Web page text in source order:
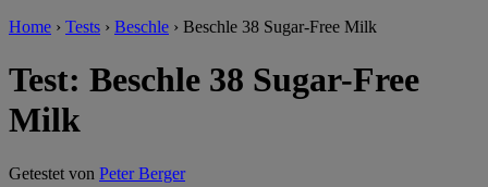
Home › Tests › Beschle › Beschle 38 Sugar-Free Milk
Test: Beschle 38 Sugar-Free
Milk
Getestet von Peter Berger